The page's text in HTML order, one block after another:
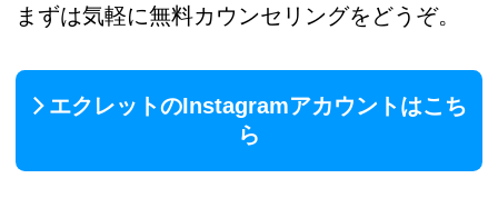
まずは気軽に無料カウンセリングをどうぞ。
エクレットのInstagramアカウントはこち
ら